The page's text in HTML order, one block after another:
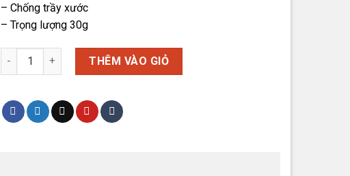
– Chống trầy xước
– Trọng lượng 30g
Kính trắng/đen Việt Nam số lượng
THÊM VÀO GIỎ